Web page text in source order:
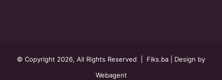
© Copyright 2026, All Rights Reserved | Fiks.ba | Design by
Webagent